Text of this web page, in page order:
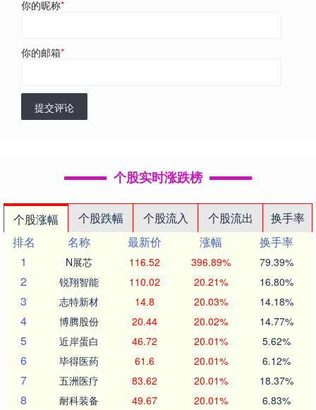
你的昵称*
你的邮箱*
提交评论
个股实时涨跌榜
个股涨幅 个股跌幅 个股流入 个股流出
换手率
排名
名称 最新价 涨幅
换手率
1
N展芯 116.52 396.89% 79.39%
2 锐翔智能 110.02 20.21% 16.80%
3 志特新材 14.8 20.03% 14.18%
4 博腾股份 20.44 20.02% 14.77%
5 近岸蛋白 46.72 20.01% 5.62%
6 毕得医药 61.6 20.01% 6.12%
7 五洲医疗 83.62 20.01% 18.37%
8 耐科装备 49.67 20.01% 6.83%